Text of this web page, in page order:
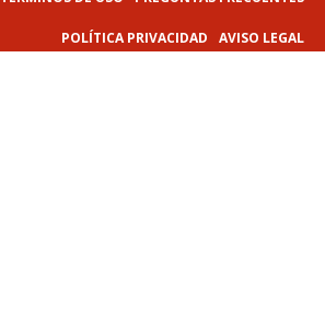
POLÍTICA PRIVACIDAD AVISO LEGAL